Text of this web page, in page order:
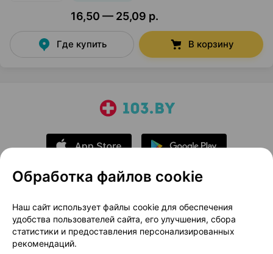
16,50 — 25,09 р.
Где купить В корзину
О проекте
Новости проекта
Размещение рекламы
Медицинский маркетинг
Публичный договор
Доставка
Обработка файлов cookie
Наш сайт использует файлы cookie для обеспечения
удобства пользователей сайта, его улучшения, сбора
статистики и предоставления персонализированных
рекомендаций.